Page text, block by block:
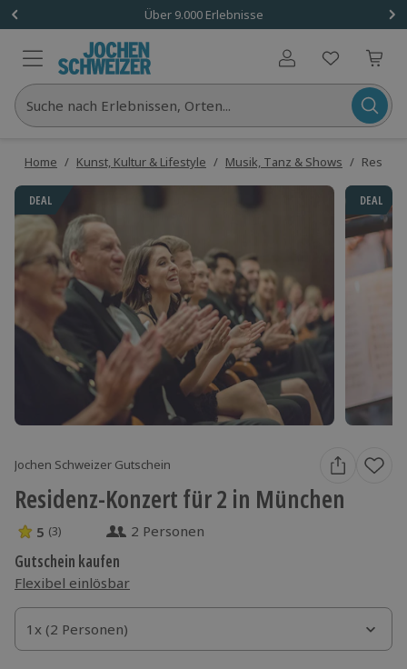
Über 9.000 Erlebnisse
Benutzerkonto
Suche nach Erlebnissen, Orten...
Home / Kunst, Kultur & Lifestyle / Musik, Tanz & Shows /
DEAL DEAL
Jochen Schweizer Gutschein
Residenz-Konzert für 2 in München
5 Sterne von 5 aus 3 Bewertungen
5 (3) 2 Personen
Gutschein kaufen
Flexibel einlösbar
1x (2 Personen)
1x (2 Personen)
1x (2 Personen)